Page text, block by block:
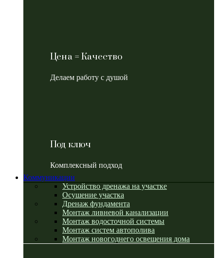
Цена = Качество
Делаем работу с душой
Под ключ
Комплексный подход
Коммуникации
Устройство дренажа на участке
Осушение участка
Дренаж фундамента
Монтаж ливневой канализации
Монтаж водосточной системы
Монтаж систем автополива
Монтаж новогоднего освещения дома